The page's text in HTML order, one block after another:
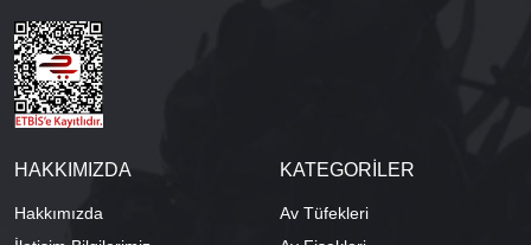
HAKKIMIZDA
Hakkımızda
KATEGORİLER
Av Tüfekleri